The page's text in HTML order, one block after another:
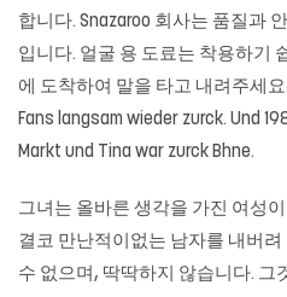
합니다. Snazaroo 회사는 품질과
입니다. 얼굴 용 도료는 착용하기
에 도착하여 말을 타고 내려주세
Fans langsam wieder zurck. Und
Markt und Tina war zurck Bhne.
그녀는 올바른 생각을 가진 여성
결코 만난적이없는 남자를 내버
수 없으며, 딱딱하지 않습니다. 그